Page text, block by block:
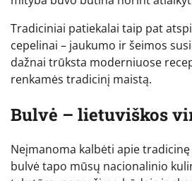
Tradiciniai patiekalai taip pat
cepelinai – jaukumo ir šeimos
dažnai trūksta moderniuose
renkamės tradicinį maistą.
Bulvė – lietuviškos
Neįmanoma kalbėti apie
bulvė tapo mūsų nacionalinio